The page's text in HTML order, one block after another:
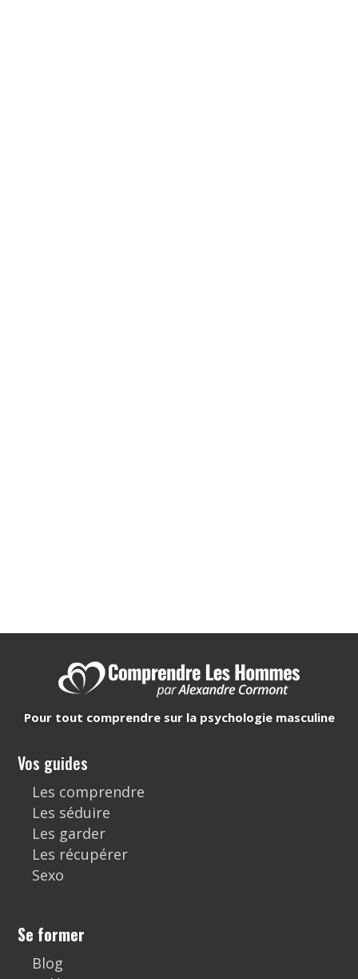
Pour tout comprendre sur la psychologie masculine
Vos guides
Les comprendre
Les séduire
Les garder
Les récupérer
Sexo
Se former
Blog